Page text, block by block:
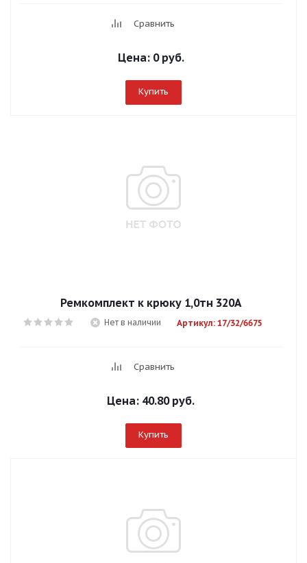
Сравнить
Цена: 0 руб.
Купить
Ремкомплект к крюку 1,0тн 320А
Нет в наличии Артикул: 17/32/6675
Сравнить
Цена: 40.80 руб.
Купить